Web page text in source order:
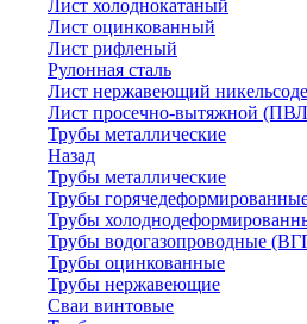
Лист холоднокатаный
Лист оцинкованный
Лист рифленый
Рулонная сталь
Лист нержавеющий
Лист просечно-вытяжной
Трубы металлические
Назад
Трубы металлические
Трубы
Трубы
Трубы водогазопроводные
Трубы оцинкованные
Трубы нержавеющие
Сваи винтовые